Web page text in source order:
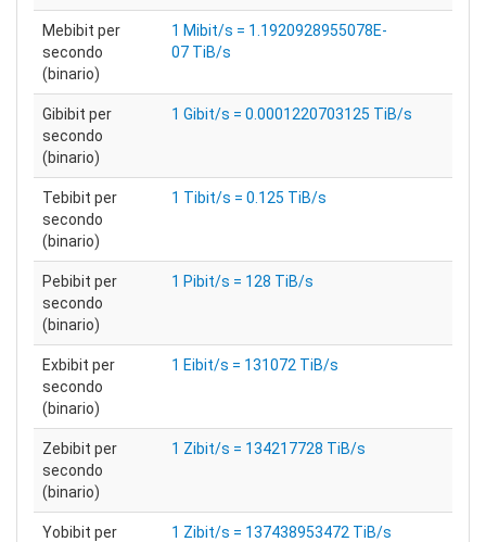
Mebibit per
secondo
(binario)
1 Mibit/s = 1.1920928955078E-
07 TiB/s
Gibibit per
secondo
(binario)
1 Gibit/s = 0.0001220703125 TiB/s
Tebibit per
secondo
(binario)
1 Tibit/s = 0.125 TiB/s
Pebibit per
secondo
(binario)
1 Pibit/s = 128 TiB/s
Exbibit per
secondo
(binario)
1 Eibit/s = 131072 TiB/s
Zebibit per
secondo
(binario)
1 Zibit/s = 134217728 TiB/s
Yobibit per
1 Zibit/s = 137438953472 TiB/s